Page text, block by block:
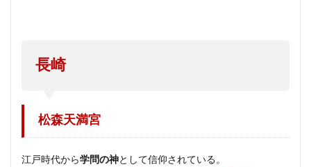
長崎
松森天満宮
江戸時代から学問の神として信仰されている。